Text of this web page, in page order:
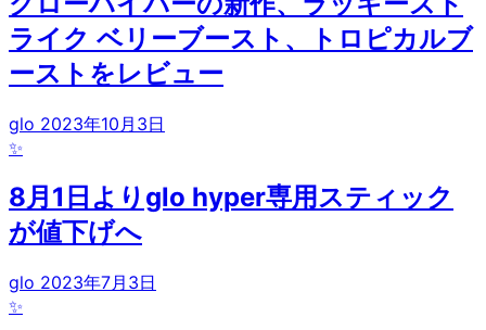
ライク ベリーブースト、トロピカルブ
ーストをレビュー
glo 2023年10月3日
✨
8月1日よりglo hyper専用スティック
が値下げへ
glo 2023年7月3日
✨